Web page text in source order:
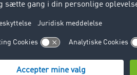
%(+2 procentpoint i forhold til jan
%(+7 procentpoint i forhold til
77 %(+9 procentpoint i forhold til